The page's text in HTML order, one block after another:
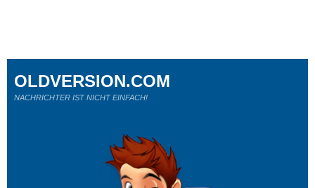
OLDVERSION.COM
NACHRICHTER IST NICHT EINFACH!